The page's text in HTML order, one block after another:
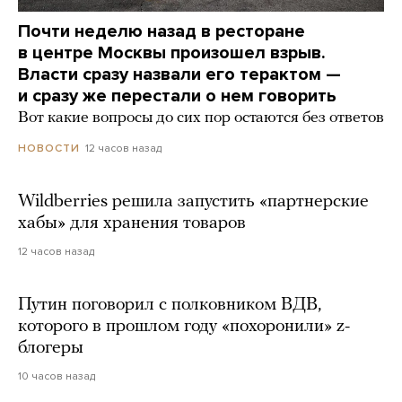
Почти неделю назад в ресторане
в центре Москвы произошел взрыв.
Власти сразу назвали его терактом —
и сразу же перестали о нем говорить
Вот какие вопросы до сих пор остаются без ответов
НОВОСТИ 12 часов назад
Wildberries решила запустить «партнерские
хабы» для хранения товаров
12 часов назад
Путин поговорил с полковником ВДВ,
которого в прошлом году «похоронили» z-
блогеры
10 часов назад